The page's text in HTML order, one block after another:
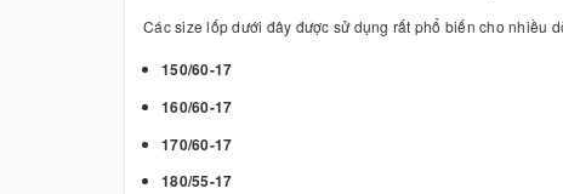
Các size lốp dưới đây được sử dụng rất phổ biến cho nhiều
150/60-17
160/60-17
170/60-17
180/55-17